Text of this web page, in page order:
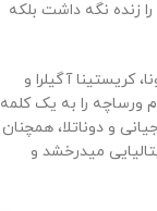
زنده نگه داشت بلکه
کریستینا آگیلرا و
ورساچه را به یک کلمه
و دوناتلا، همچنان
میدرخشد و